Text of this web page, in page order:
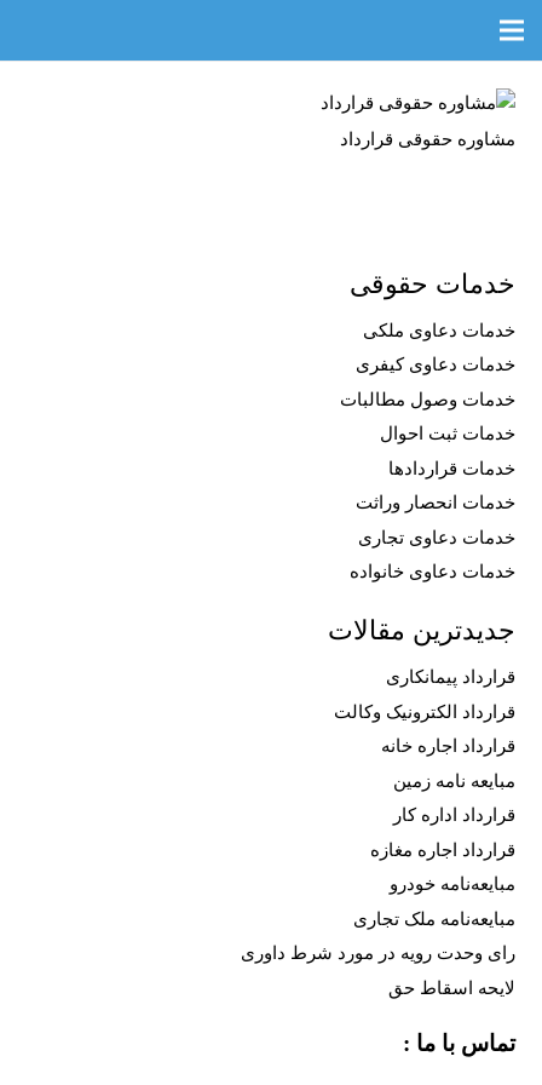
مشاوره حقوقی قرارداد
خدمات حقوقی
خدمات دعاوی ملکی
خدمات دعاوی کیفری
خدمات وصول مطالبات
خدمات ثبت احوال
خدمات قراردادها
خدمات انحصار وراثت
خدمات دعاوی تجاری
خدمات دعاوی خانواده
جدیدترین مقالات
قرارداد پیمانکاری
قرارداد الکترونیک وکالت
قرارداد اجاره خانه
مبایعه نامه زمین
قرارداد اداره کار
قرارداد اجاره مغازه
مبایعه‌نامه خودرو
مبایعه‌نامه ملک تجاری
رای وحدت رویه در مورد شرط داوری
لایحه اسقاط حق
تماس با ما :